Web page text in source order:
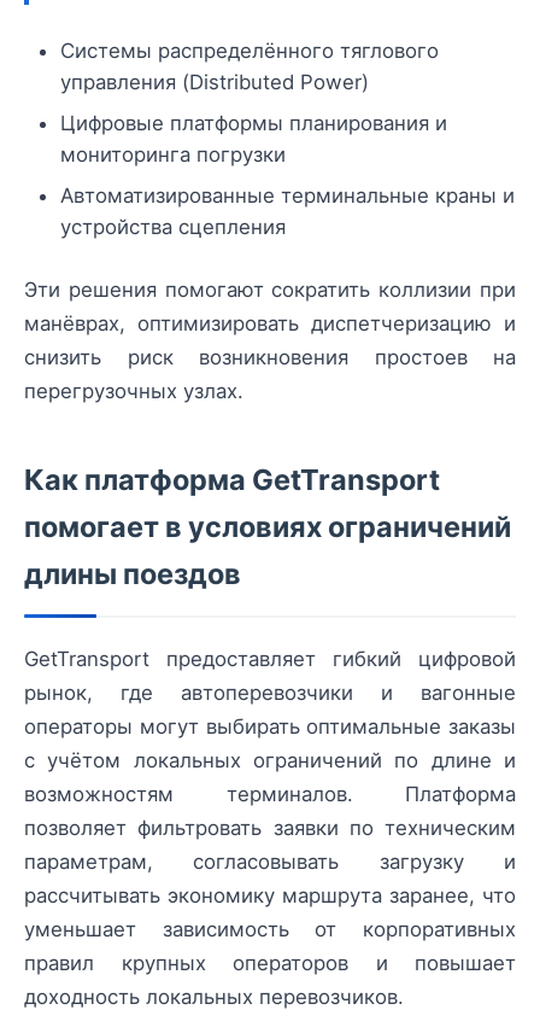
Системы распределённого тяглового
управления (Distributed Power)
Цифровые платформы планирования и
мониторинга погрузки
Автоматизированные терминальные краны и
устройства сцепления
Эти решения помогают сократить коллизии при
манёврах, оптимизировать диспетчеризацию и
снизить риск возникновения простоев на
перегрузочных узлах.
Как платформа GetTransport
помогает в условиях ограничений
длины поездов
GetTransport предоставляет гибкий цифровой
рынок, где автоперевозчики и вагонные
операторы могут выбирать оптимальные заказы
с учётом локальных ограничений по длине и
возможностям терминалов. Платформа
позволяет фильтровать заявки по техническим
параметрам, согласовывать загрузку и
рассчитывать экономику маршрута заранее, что
уменьшает зависимость от корпоративных
правил крупных операторов и повышает
доходность локальных перевозчиков.